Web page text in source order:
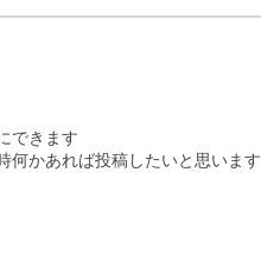
できます
何かあれば投稿したいと思います